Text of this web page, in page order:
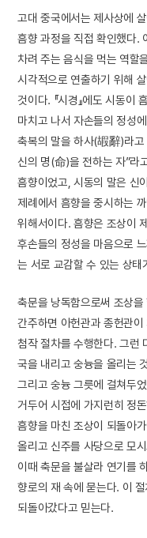
고대 중국에서는 제사상에
흠향 과정을 직접 확인했다.
차려 주는 음식을 먹는 역할
시각적으로 연출하기 위해
것이다. 『시경』에도 시동이
마치고 나서 자손들의 정성
축복의 말을 하사(嘏辭)라
신의 명(命)을 전하는 자”라
흠향이었고, 시동의 말은 신
제례에서 흠향을 중시하는
위해서이다. 흠향은 조상이
후손들의 정성을 마음으로
는 서로 교감할 수 있는 상태
축문을 낭독함으로써 조상
간주하면 아헌관과 종헌관
첨작 절차를 수행한다. 그런
국을 내리고 숭늉을 올리는
그리고 숭늉 그릇에 걸쳐두
거두어 시접에 가지런히 정
흠향을 마친 조상이 되돌아
올리고 신주를 사당으로 모
이때 축문을 불살라 연기를
향로의 재 속에 묻는다. 이
되돌아갔다고 믿는다.